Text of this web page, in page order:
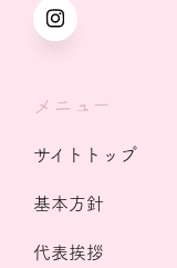
メニュー
サイトトップ
基本方針
代表挨拶